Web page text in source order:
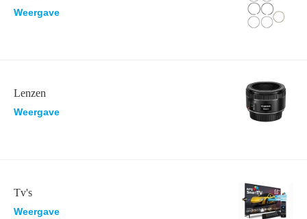
Weergave
Lenzen
Weergave
Tv's
Weergave